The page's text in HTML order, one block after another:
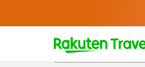
t
p
概覽房間及住宿方案 評價設施